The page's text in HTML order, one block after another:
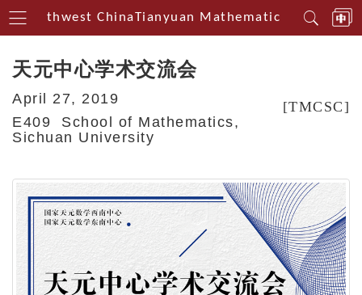
Southwest ChinaTianyuan Mathematical Centerin
天元中心学术交流会
[TMCSC]
April 27, 2019
E409 School of Mathematics,
Sichuan University